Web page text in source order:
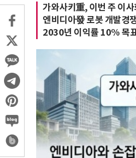
가와사키重, 이번 주 이
엔비디아發 로봇 개발경
2030년 이익률 10% 목